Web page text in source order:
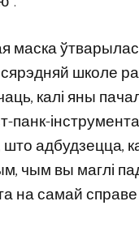
маска
школе
калі яны
панк-
што адбудзецца,
чым вы маглі
на самай